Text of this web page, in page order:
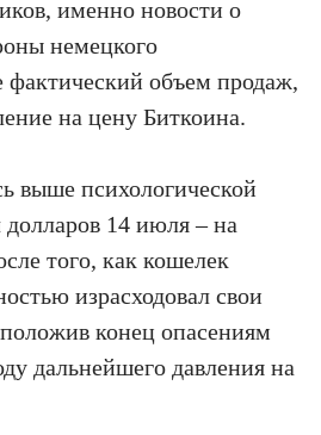
именно новости о
немецкого
фактический объем продаж,
на цену Биткоина.
выше психологической
14 июля – на
того, как кошелек
израсходовал свои
конец опасениям
дальнейшего давления на